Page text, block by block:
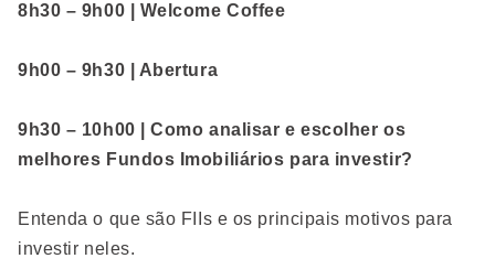
8h30 – 9h00 | Welcome Coffee
9h00 – 9h30 | Abertura
9h30 – 10h00 | Como analisar e escolher os
melhores Fundos Imobiliários para investir?
Entenda o que são FIIs e os principais motivos para
investir neles.